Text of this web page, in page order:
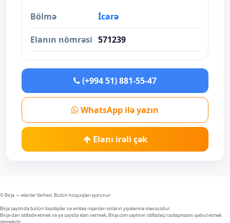
Bölmə İcarə
Elanın nömrəsi 571239
(+994 51) 881-55-47
WhatsApp ilə yazın
Elanı irəli çək
© Birja — elanlar lövhəsi. Bütün hüquqları qorunur
Birja saytında bütün loqotiplər və əmtəə nişanları onların yiyələrinə məxsusdur.
Birja-dan istifadə etmək və ya saytda elan vermək, Birja.com saytının istifadəçi razılaşmasını qəbul etmək